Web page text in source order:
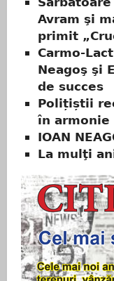
Avram şi
primit
Carmo-
Neagoş şi
de succes
Polițiștii
în
IOAN
La mulţi